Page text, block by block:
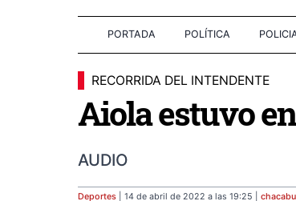
PORTADA POLÍTICA
RECORRIDA DEL INTENDENTE
Aiola estuvo
AUDIO
Deportes | 14 de abril de 2022 a las 19:25 |